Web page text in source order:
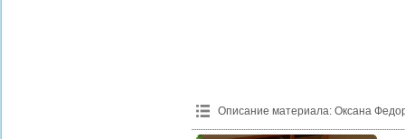
Описание материала: Оксана